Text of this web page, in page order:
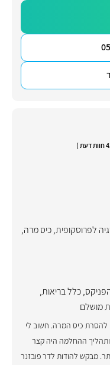
לפרוסקופית,כיס מרה,
,כלל בריאות,
מושלם
להסרת כיס המרה. חשוב לי
ותהליך ההחלמה היה קצר
מבקש להודות לדר פובזנר